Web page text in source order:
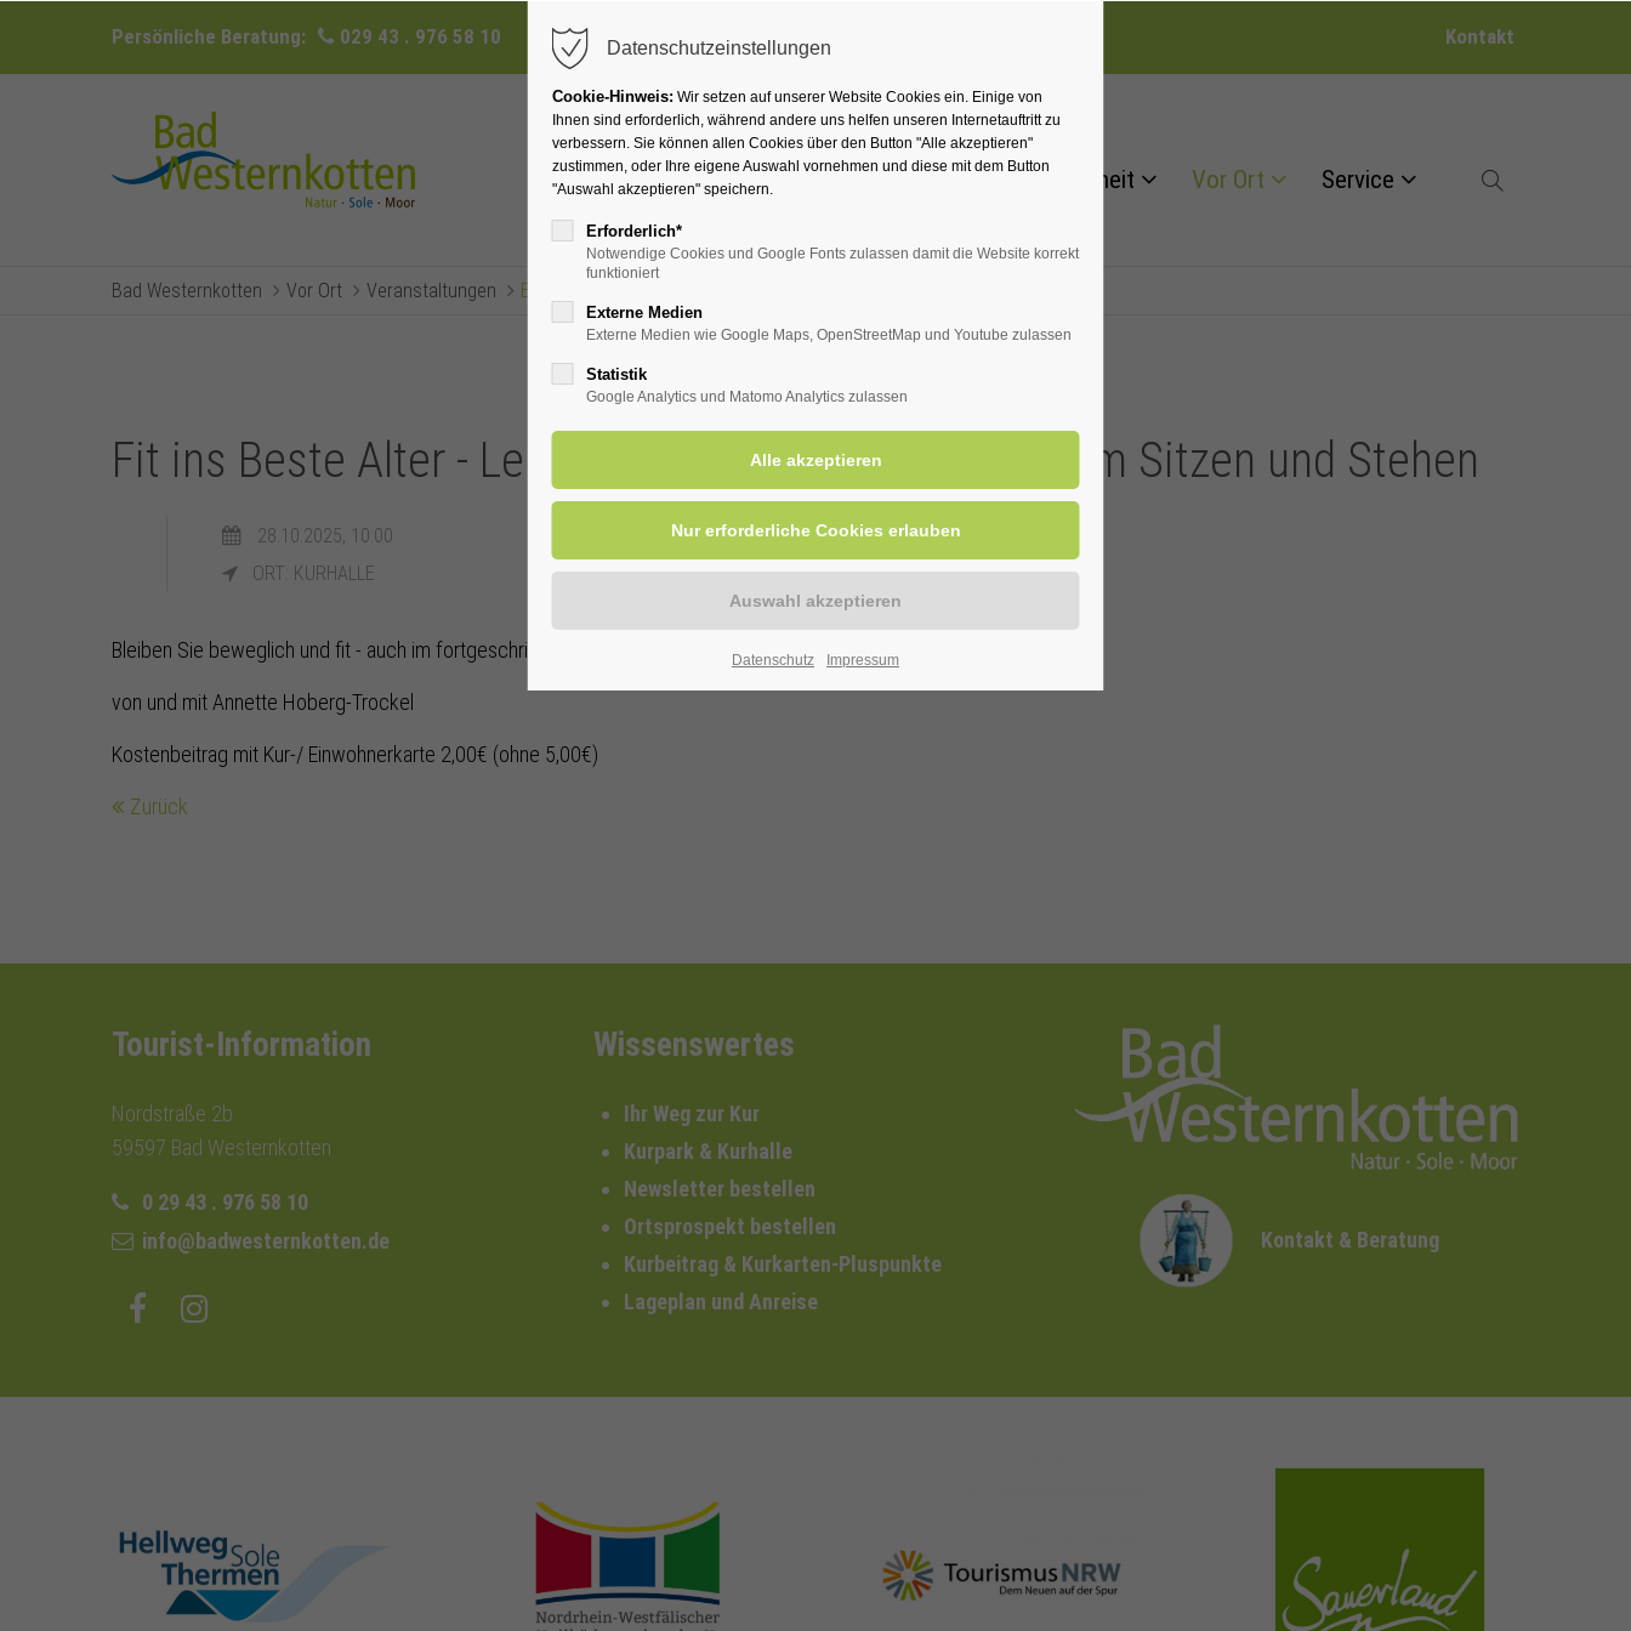
Persönliche Beratung: 029 43 . 976 58 10 info@badwesternkotten.de Kontakt
Ihr Heilbad Übernachten Für Ihre Gesundheit Vor Ort Service
Bad Westernkotten Vor Ort Veranstaltungen Eventsreader (Timeline)
Fit ins Beste Alter - Leichte Gymnastik für Senioren im Sitzen und Stehen
28.10.2025, 10:00
ORT: KURHALLE
Bleiben Sie beweglich und fit - auch im fortgeschrittenen Alter
von und mit Annette Hoberg-Trockel
Kostenbeitrag mit Kur-/ Einwohnerkarte 2,00€ (ohne 5,00€)
Zurück
Tourist-Information
Nordstraße 2b
59597 Bad Westernkotten
0 29 43 . 976 58 10
info@badwesternkotten.de
Wissenswertes
Ihr Weg zur Kur
Kurpark & Kurhalle
Newsletter bestellen
Ortsprospekt bestellen
Kurbeitrag & Kurkarten-Pluspunkte
Lageplan und Anreise
Kontakt & Beratung
hellweg-sole-
thermen.de
heilbaeder.de
nrw-tourismus.de sauerland.com
Datenschutzeinstellungen
Cookie-Hinweis: Wir setzen auf unserer Website Cookies ein. Einige von
Ihnen sind erforderlich, während andere uns helfen unseren Internetauftritt zu
verbessern. Sie können allen Cookies über den Button "Alle akzeptieren"
zustimmen, oder Ihre eigene Auswahl vornehmen und diese mit dem Button
"Auswahl akzeptieren" speichern.
Erforderlich*
Notwendige Cookies und Google Fonts zulassen damit die Website korrekt
funktioniert
Externe Medien
Externe Medien wie Google Maps, OpenStreetMap und Youtube zulassen
Statistik
Google Analytics und Matomo Analytics zulassen
Datenschutz Impressum